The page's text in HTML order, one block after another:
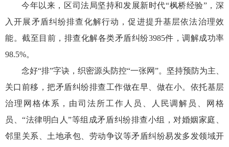
今年以来，区司法局坚持和发展新时代“枫桥经验”，深
入开展矛盾纠纷排查化解行动，促进提升基层依法治理效
能。截至目前，排查化解各类矛盾纠纷3985件，调解成功率
98.5%。
念好“排”字诀，织密源头防控“一张网”。坚持预防为主、
关口前移，把矛盾纠纷排查工作做在早、做在小。依托基层
治理网格体系，由司法所工作人员、人民调解员、网格
员、“法律明白人”等组成矛盾纠纷排查小组，对婚姻家庭、
邻里关系、土地承包、劳动争议等矛盾纠纷易发多发领域开